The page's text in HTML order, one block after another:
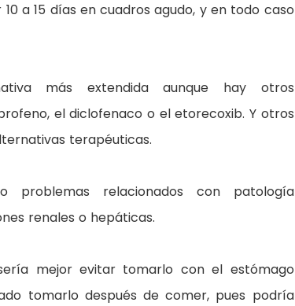
a 15 días en cuadros agudo, y en todo caso
más extendida aunque hay otros
el diclofenaco o el etorecoxib. Y otros
terapéuticas.
problemas relacionados con patología
renales o hepáticas.
mejor evitar tomarlo con el estómago
tomarlo después de comer, pues podría